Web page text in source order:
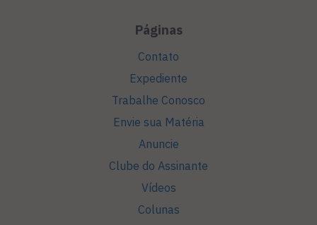
Páginas
Contato
Expediente
Trabalhe Conosco
Envie sua Matéria
Anuncie
Clube do Assinante
Vídeos
Colunas